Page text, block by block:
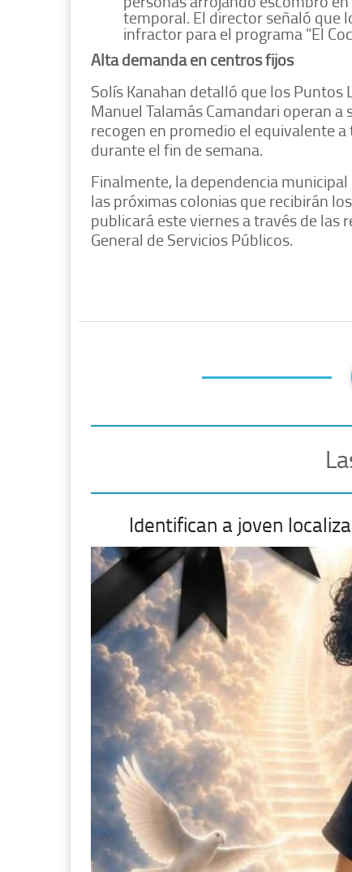
temporal. El director señaló que
infractor para el programa "El
Alta demanda en centros fijos
Solís Kanahan detalló que los Puntos
Manuel Talamás Camandari operan a
recogen en promedio el equivalente
durante el fin de semana.
Finalmente, la dependencia
las próximas colonias que recibirán
publicará este viernes a través de las
General de Servicios Públicos.
Identifican a joven